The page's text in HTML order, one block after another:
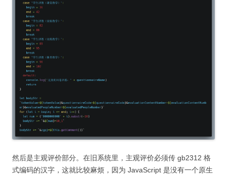
然后是主观评价部分。在旧系统里，主观评价必须传 gb2312 格
式编码的汉字，这就比较麻烦，因为 JavaScript 是没有一个原生